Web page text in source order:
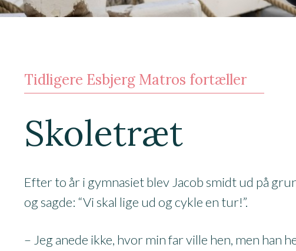
Tidligere Esbjerg Matros fortæller
Skoletræt
Efter to år i gymnasiet blev Jacob smidt ud på
og sagde: “Vi skal lige ud og cykle en tur!”.
– Jeg anede ikke, hvor min far ville hen, men